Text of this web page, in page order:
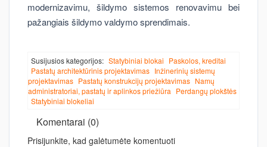
modernizavimu, šildymo sistemos renovavimu bei
pažangiais šildymo valdymo sprendimais.
Susijusios kategorijos: Statybiniai blokai Paskolos, kreditai
Pastatų architektūrinis projektavimas Inžinerinių sistemų
projektavimas Pastatų konstrukcijų projektavimas Namų
administratoriai, pastatų ir aplinkos priežiūra Perdangų plokštės
Statybiniai blokeliai
Komentarai (0)
Prisijunkite, kad galėtumėte komentuoti